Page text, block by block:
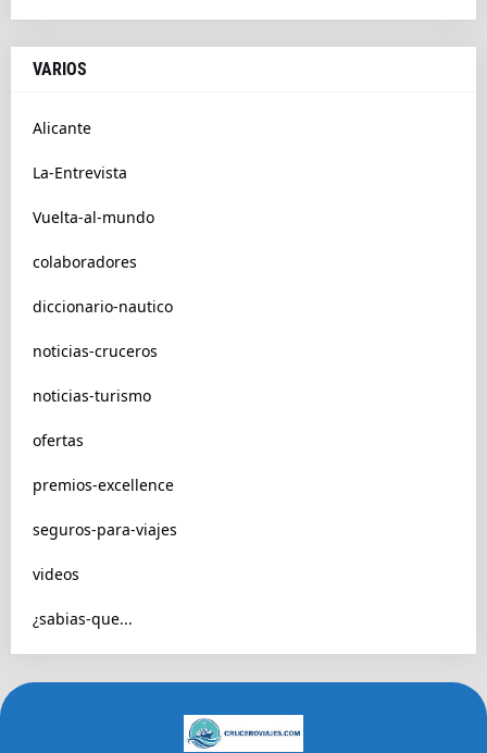
VARIOS
Alicante
La-Entrevista
Vuelta-al-mundo
colaboradores
diccionario-nautico
noticias-cruceros
noticias-turismo
ofertas
premios-excellence
seguros-para-viajes
videos
¿sabias-que...